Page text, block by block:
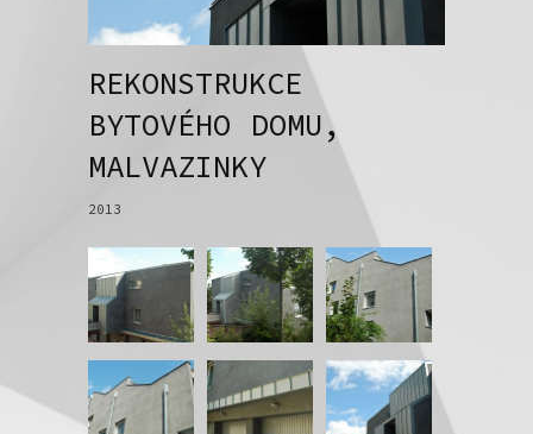
REKONSTRUKCE
BYTOVÉHO DOMU,
MALVAZINKY
2013